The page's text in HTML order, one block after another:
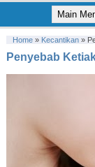
Home» Kecantikan»
Penyebab